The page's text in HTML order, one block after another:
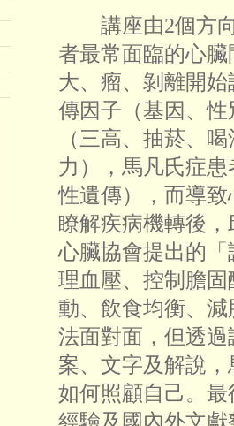
講座由2個方向
者最常面臨的心
大、瘤、剝離開
傳因子（基因、
（三高、抽菸、
力），馬凡氏症
性遺傳），而導
瞭解疾病機轉後
心臟協會提出的
理血壓、控制膽
動、飲食均衡、
法面對面，但透
案、文字及解說
如何照顧自己。
經驗及國內外文